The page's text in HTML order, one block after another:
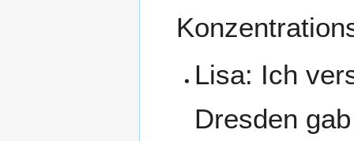
Lisa: Ich
Dresden